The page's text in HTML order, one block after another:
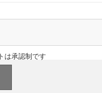
は承認制です